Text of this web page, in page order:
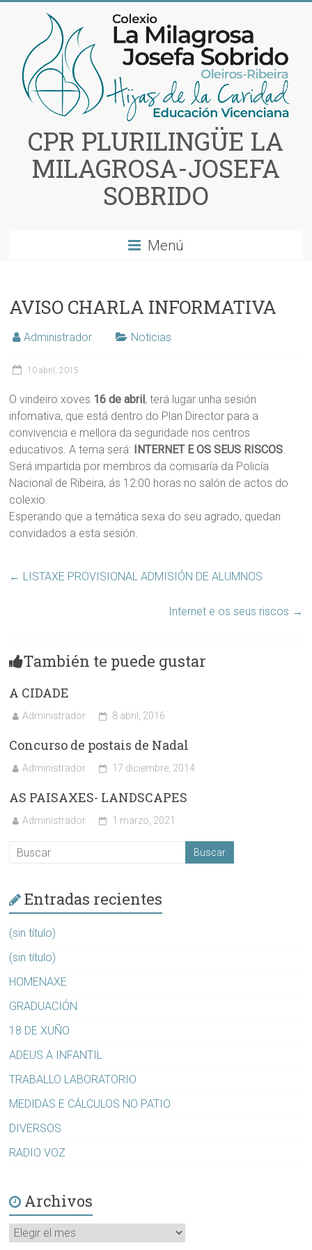
contenido
CPR PLURILINGÜE LA
MILAGROSA-JOSEFA
SOBRIDO
Menú
AVISO CHARLA INFORMATIVA
Administrador Noticias
10 abril, 2015
O vindeiro xoves 16 de abril, terá lugar unha sesión
infomativa, que está dentro do Plan Director para a
convivencia e mellora da seguridade nos centros
educativos. A tema será: INTERNET E OS SEUS RISCOS.
Será impartida por membros da comisaría da Policía
Nacional de Ribeira, ás 12:00 horas no salón de actos do
colexio.
Esperando que a temática sexa do seu agrado, quedan
convidados a esta sesión.
← LISTAXE PROVISIONAL ADMISIÓN DE ALUMNOS
Internet e os seus riscos →
También te puede gustar
A CIDADE
Administrador 8 abril, 2016
Concurso de postais de Nadal
Administrador 17 diciembre, 2014
AS PAISAXES- LANDSCAPES
Administrador 1 marzo, 2021
Entradas recientes
(sin título)
(sin título)
HOMENAXE
GRADUACIÓN
18 DE XUÑO
ADEUS A INFANTIL
TRABALLO LABORATORIO
MEDIDAS E CÁLCULOS NO PATIO
DIVERSOS
RADIO VOZ
Archivos
Archivos